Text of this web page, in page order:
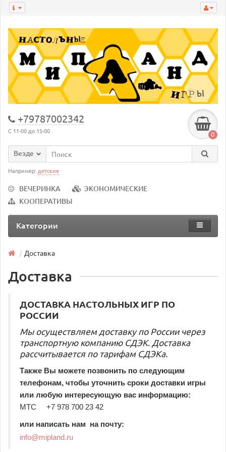
+79787002342
С 11-00 до 15-00 0
Везде
Например: детские
ВЕЧЕРИНКА
ЭКОНОМИЧЕСКИЕ
КООПЕРАТИВЫ
Категории
Доставка
Доставка
ДОСТАВКА НАСТОЛЬНЫХ ИГР ПО
РОССИИ
Мы осуществляем доставку по России через
транспортную компанию СДЭК. Доставка
рассчитывается по тарифам СДЭКа.
Также Вы можете позвонить по следующим
телефонам, чтобы уточнить сроки доставки игры
или любую интересующую вас информацию:
МТС +7 978 700 23 42
или написать нам
на почту:
info@mipland.ru